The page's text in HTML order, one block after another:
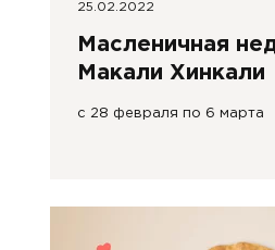
25.02.2022
Масленичная
Макали Хинкали
с 28 февраля по 6 марта